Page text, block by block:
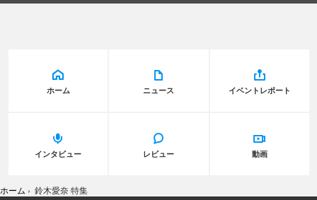
ホーム ニュース イベントレポート
インタビュー レビュー 動画
ホーム › 鈴木愛奈 特集